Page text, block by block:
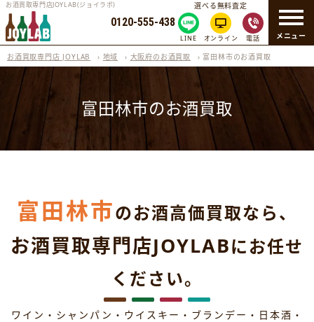
メニュー
お酒買取専門店JOYLAB(ジョイラボ)
0120-555-438
選べる無料査定
LINE オンライン 電話
お酒買取専門店 JOYLAB › 地域 › 大阪府のお酒買取 ›富田林市のお酒買取
富田林市のお酒買取
富田林市のお酒高価買取なら、
お酒買取専門店JOYLABにお任せ
ください。
ワイン・シャンパン・ウイスキー・ブランデー・日本酒・